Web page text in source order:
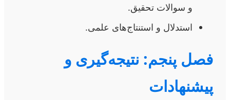
و سوالات تحقیق.
استدلال و استنتاج‌های علمی.
فصل پنجم: نتیجه‌گیری و
پیشنهادات